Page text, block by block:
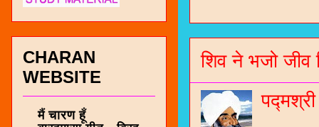
जनरल
चारणी
नंबर
शिव ने भजो जीव
CHARAN
WEBSITE
मैं चारण हूँ